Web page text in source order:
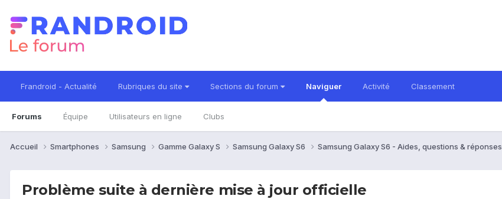
Frandroid - Actualité Rubriques du site Sections du forum Naviguer
Forums Équipe Utilisateurs en ligne Clubs
Activité Classement
Accueil Smartphones Samsung Gamme Galaxy S Samsung Galaxy S6 Samsung Galaxy S6 - Aides, questions & réponses
Problème suite à dernière mise à jour officielle